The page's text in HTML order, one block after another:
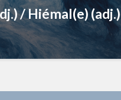
/ Hiémal(e) (adj.)